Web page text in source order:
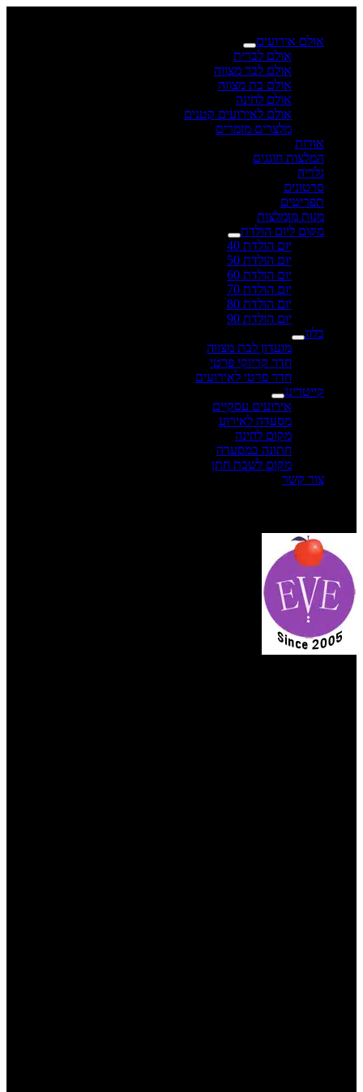
אולם אירועים
אולם לברית
אולם לבר מצווה
אולם בת מצווה
אולם לחינה
אולם לאירועים קטנים
מלצרים מזמרים
אודות
המלצות חוגגים
גלריה
סרטונים
תפריטים
מנות מומלצות
מקום ליום הולדת
יום הולדת 40
יום הולדת 50
יום הולדת 60
יום הולדת 70
יום הולדת 80
יום הולדת 90
בלוג
מועדון לבת מצווה
חדר קריוקי פרטי
חדר פרטי לאירועים
קייטרינג
אירועים עסקיים
מסעדה לאירוע
מקום לחינה
חתונה במסעדה
מקום לשבת חתן
צור קשר